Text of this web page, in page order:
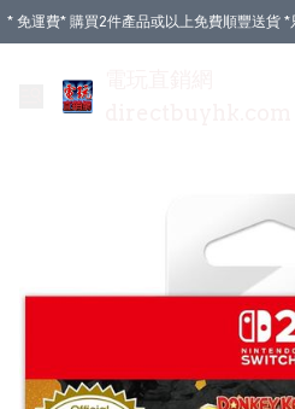
* 免運費* 購買2件產品或以上免費順豐送貨